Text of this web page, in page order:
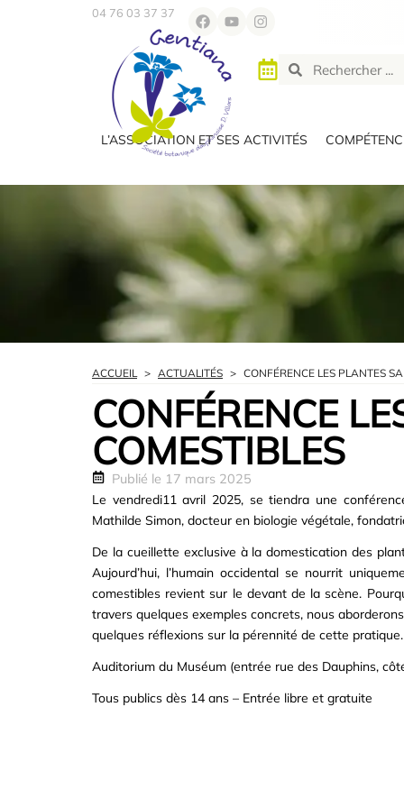
04 76 03 37 37
L’ASSOCIATION ET SES ACTIVITÉS
ACCUEIL > ACTUALITÉS > CONFÉRENCE LES PLANTES
CONFÉRENCE
COMESTIBLES
Publié le 17 mars 2025
Le vendredi11 avril 2025, se tiendra une
Mathilde Simon, docteur en biologie végétale,
De la cueillette exclusive à la domestication des
Aujourd’hui, l’humain occidental se nourrit
comestibles revient sur le devant de la scène.
travers quelques exemples concrets, nous
quelques réflexions sur la pérennité de cette pratique.
Auditorium du Muséum (entrée rue des Dauphins,
Tous publics dès 14 ans – Entrée libre et gratuite